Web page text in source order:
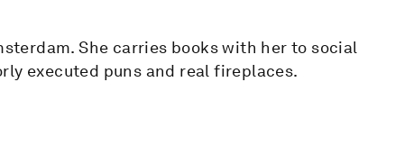
She carries books with her to social
executed puns and real fireplaces.